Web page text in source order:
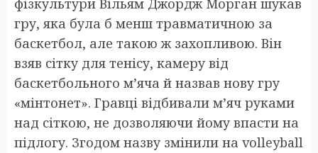
фізкультури Вільям Джордж Морган шукав
гру, яка була б менш травматичною за
баскетбол, але такою ж захопливою. Він
взяв сітку для тенісу, камеру від
баскетбольного м’яча й назвав нову гру
«мінтонет». Гравці відбивали м’яч руками
над сіткою, не дозволяючи йому впасти на
підлогу. Згодом назву змінили на volleyball